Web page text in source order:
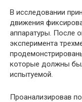
В исследовании
движения
аппаратуры. После
эксперимента
которые должны
испытуемой.
Проанализировав